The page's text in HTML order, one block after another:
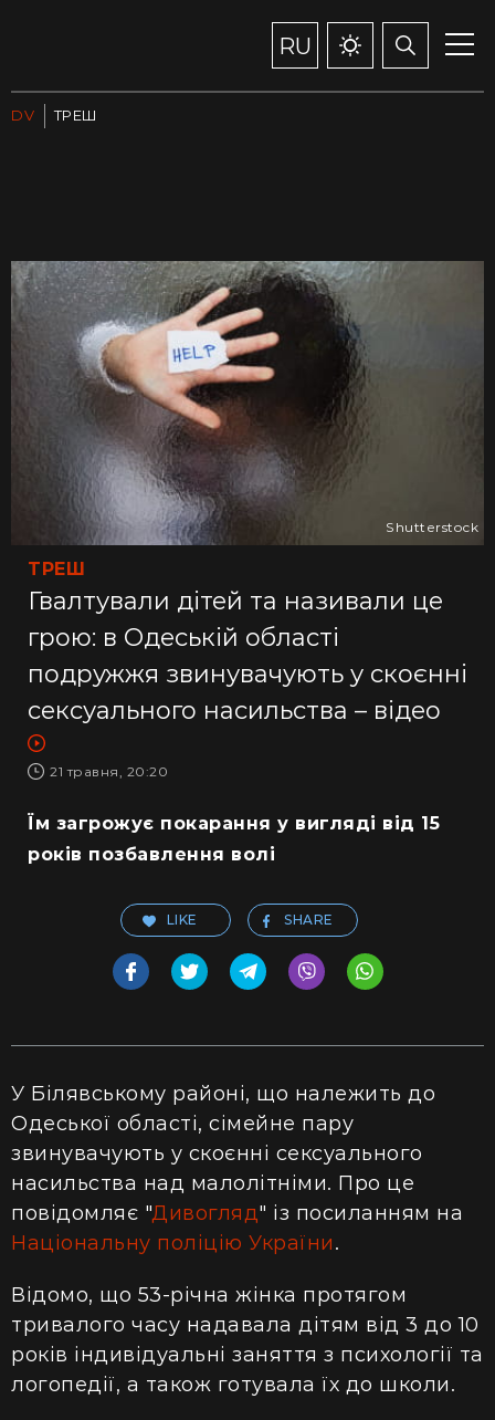
RU
DV ТРЕШ
ТРЕШ
Гвалтували дітей та називали це
грою: в Одеській області
подружжя звинувачують у скоєнні
сексуального насильства – відео
21 травня, 20:20
Shutterstock
Їм загрожує покарання у вигляді від 15
років позбавлення волі
LIKE SHARE
У Білявському районі, що належить до
Одеської області, сімейне пару
звинувачують у скоєнні сексуального
насильства над малолітніми. Про це
повідомляє "Дивогляд" із посиланням на
Національну поліцію України.
Відомо, що 53-річна жінка протягом
тривалого часу надавала дітям від 3 до 10
років індивідуальні заняття з психології та
логопедії, а також готувала їх до школи.